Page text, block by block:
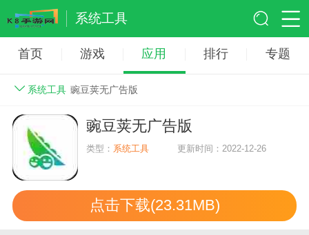
系统工具
首页 游戏 应用 排行 专题
系统工具 豌豆荚无广告版
豌豆荚无广告版
类型： 系统工具 更新时间：2022-12-26
点击下载(23.31MB)